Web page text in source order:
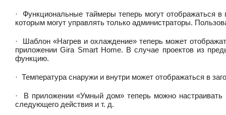
·
Функциональные таймеры теперь могут отображаться
которым могут управлять только администраторы.
·
Шаблон «Нагрев и охлаждение» теперь может
приложении Gira Smart Home. В случае проектов из
функцию.
· Температура снаружи и внутри может отображаться в
·
В приложении «Умный дом» теперь можно
следующего действия и т. д.